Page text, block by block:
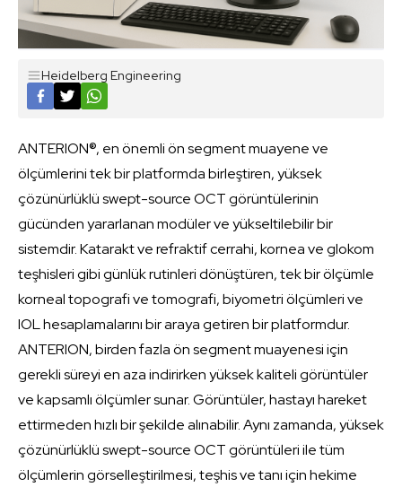
Heidelberg Engineering
ANTERION®, en önemli ön segment muayene ve
ölçümlerini tek bir platformda birleştiren, yüksek
çözünürlüklü swept-source OCT görüntülerinin
gücünden yararlanan modüler ve yükseltilebilir bir
sistemdir. Katarakt ve refraktif cerrahi, kornea ve glokom
teşhisleri gibi günlük rutinleri dönüştüren, tek bir ölçümle
korneal topografi ve tomografi, biyometri ölçümleri ve
IOL hesaplamalarını bir araya getiren bir platformdur.
ANTERION, birden fazla ön segment muayenesi için
gerekli süreyi en aza indirirken yüksek kaliteli görüntüler
ve kapsamlı ölçümler sunar. Görüntüler, hastayı hareket
ettirmeden hızlı bir şekilde alınabilir. Aynı zamanda, yüksek
çözünürlüklü swept-source OCT görüntüleri ile tüm
ölçümlerin görselleştirilmesi, teşhis ve tanı için hekime